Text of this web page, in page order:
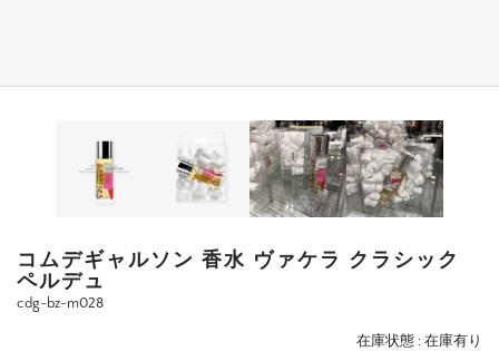
コムデギャルソン 香水 ヴァケラ クラシック
ペルデュ
cdg-bz-m028
在庫状態 : 在庫有り